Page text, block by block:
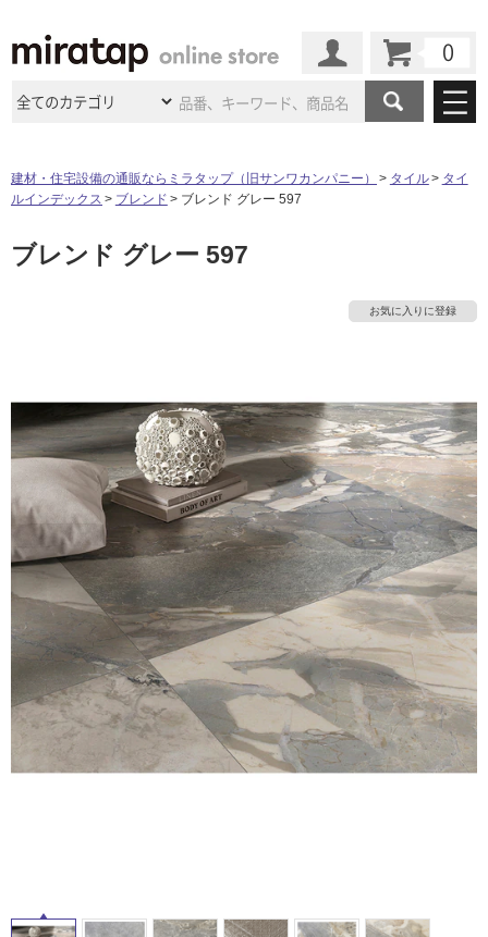
商品カテゴリ
キッチン
トイレ
ウッドデッキ フローリング・床材
収納 インテリア・家具
照明 ペット用品
内装用建材 パネル・壁材
ロートアイアン 天然石・石材
メンテナンス・施工材 新商品
施工事例
施工事例
インタビュー
ショールーム
ショールーム
名古屋ショールーム 京都ショールーム
ショールーム 札幌スマートショールー
ム
横浜スマートショールー
ム
ウェルビーみのおHDC
BOX
ご利用ガイド 初めての方へ
よくある質問 お問い合わせ
修理お問い合わせ クレーム公開
説明書・図面検索 水まわり3年保証
お役立ち情報 住まいのスタイリング
アイデア
ミラタップチャンネル
オンライン相談
ミラタップと創る家
ASOLIE
工事会社紹介Coziコンシ
ェルジュ
自分らしい家づくり
SUVACO
最高のリノベ会社がみつ
かるリノベりす
建材・住宅設備の通販ならミラタップ（旧サンワカンパニー） タイル
タイ
ルインデックス
ブレンド ブレンド グレー 597
ブレンド グレー 597
お気に入りに登録
タ
屋
内
床・
室